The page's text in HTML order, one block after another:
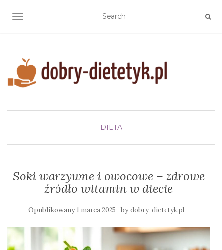
TOGGLE NAVIGATION
DIETA
Soki warzywne i owocowe – zdrowe
źródło witamin w diecie
Opublikowany1 marca 2025 bydobry-dietetyk.pl